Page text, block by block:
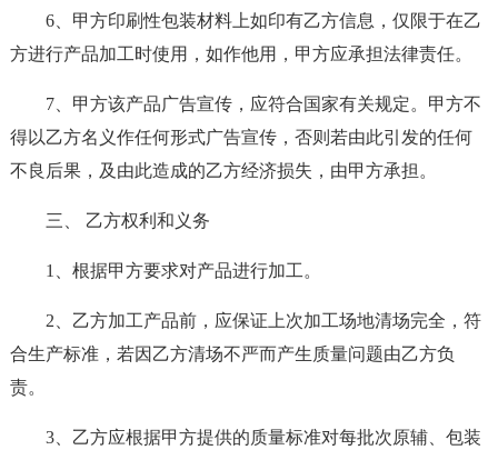
6、甲方印刷性包装材料上如印有乙方信息，仅限于在乙
方进行产品加工时使用，如作他用，甲方应承担法律责任。
7、甲方该产品广告宣传，应符合国家有关规定。甲方不
得以乙方名义作任何形式广告宣传，否则若由此引发的任何
不良后果，及由此造成的乙方经济损失，由甲方承担。
三、 乙方权利和义务
1、根据甲方要求对产品进行加工。
2、乙方加工产品前，应保证上次加工场地清场完全，符
合生产标准，若因乙方清场不严而产生质量问题由乙方负
责。
3、乙方应根据甲方提供的质量标准对每批次原辅、包装